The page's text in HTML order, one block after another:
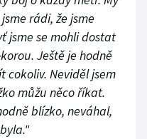
rádi, že jsme
jsme se mohli dostat
Ještě je hodně
cokoliv. Neviděl jsem
můžu něco říkat.
blízko, neváhal,